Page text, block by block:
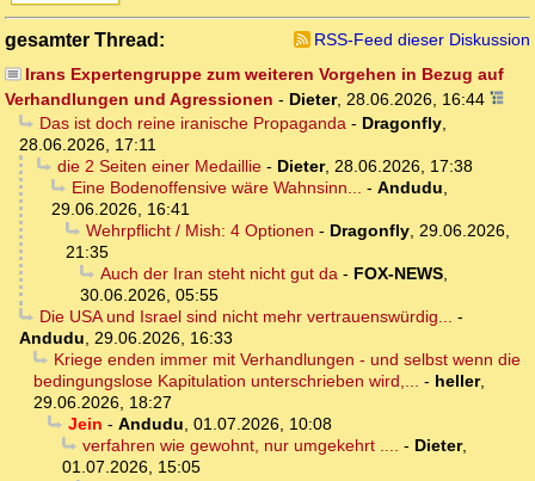
gesamter Thread:
RSS-Feed dieser Diskussion
Irans Expertengruppe zum weiteren Vorgehen in Bezug auf
Verhandlungen und Agressionen - Dieter, 28.06.2026, 16:44
Das ist doch reine iranische Propaganda- Dragonfly,
28.06.2026, 17:11
die 2 Seiten einer Medaillie- Dieter, 28.06.2026, 17:38
Eine Bodenoffensive wäre Wahnsinn... - Andudu,
29.06.2026, 16:41
Wehrpflicht / Mish: 4 Optionen - Dragonfly, 29.06.2026,
21:35
Auch der Iran steht nicht gut da- FOX-NEWS,
30.06.2026, 05:55
Die USA und Israel sind nicht mehr vertrauenswürdig... -
Andudu, 29.06.2026, 16:33
Kriege enden immer mit Verhandlungen - und selbst wenn die
bedingungslose Kapitulation unterschrieben wird,... - heller,
29.06.2026, 18:27
Jein - Andudu, 01.07.2026, 10:08
verfahren wie gewohnt, nur umgekehrt .... - Dieter,
01.07.2026, 15:05